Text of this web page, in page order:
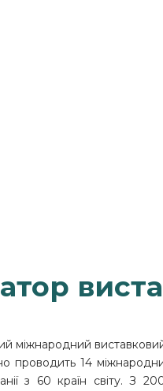
міжнародний
проводить 14
з 60 країн світу. З